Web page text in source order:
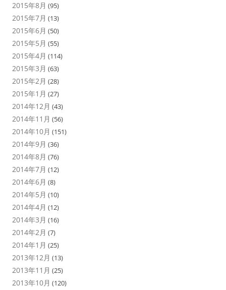
2015年8月 (95)
2015年7月 (13)
2015年6月 (50)
2015年5月 (55)
2015年4月 (114)
2015年3月 (63)
2015年2月 (28)
2015年1月 (27)
2014年12月 (43)
2014年11月 (56)
2014年10月 (151)
2014年9月 (36)
2014年8月 (76)
2014年7月 (12)
2014年6月 (8)
2014年5月 (10)
2014年4月 (12)
2014年3月 (16)
2014年2月 (7)
2014年1月 (25)
2013年12月 (13)
2013年11月 (25)
2013年10月 (120)